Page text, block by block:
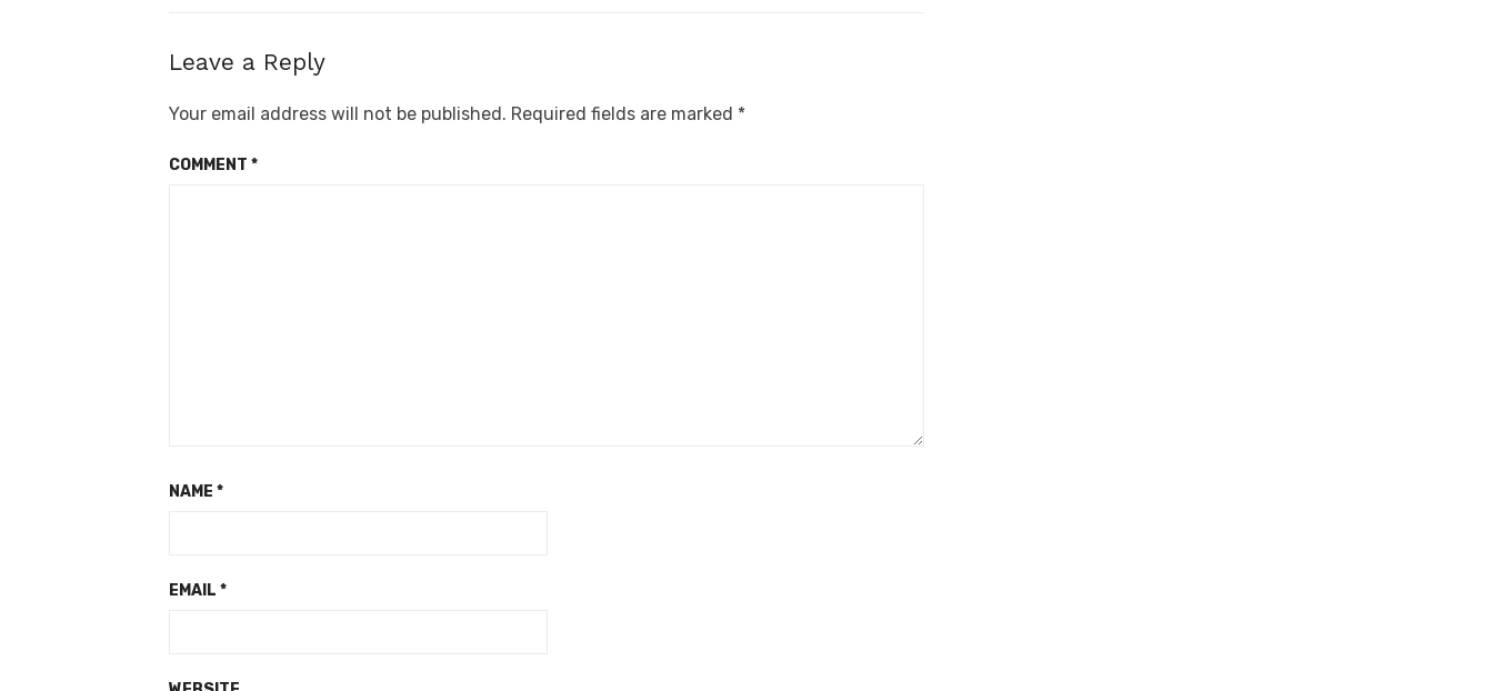
Leave a Reply
Your email address will not be published. Required fields are marked *
COMMENT *
NAME *
EMAIL *